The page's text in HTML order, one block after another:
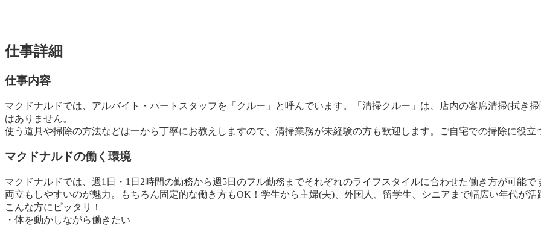
仕事詳細
仕事内容
マクドナルドでは、アルバイト・パートスタッフを「クルー」と呼んでいます。「清掃クルー」は、店内の客席清掃(拭き
はありません。
使う道具や掃除の方法などは一から丁寧にお教えしますので、清掃業務が未経験の方も歓迎します。ご自宅での掃除に役立
マクドナルドの働く環境
マクドナルドでは、週1日・1日2時間の勤務から週5日のフル勤務までそれぞれのライフスタイルに合わせた働き方が可能
両立もしやすいのが魅力。もちろん固定的な働き方もOK！学生から主婦(夫)、外国人、留学生、シニアまで幅広い年代が活
こんな方にピッタリ！
・体を動かしながら働きたい